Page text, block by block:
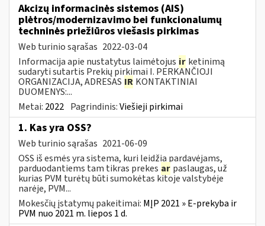
Akcizų informacinės sistemos (AIS)
plėtros/modernizavimo bei funkcionalumų
techninės priežiūros viešasis pirkimas
Web turinio sąrašas 2022-03-04
Informacija apie nustatytus laimėtojus ir ketinimą
sudaryti sutartis Prekių pirkimai I. PERKANČIOJI
ORGANIZACIJA, ADRESAS IR KONTAKTINIAI
DUOMENYS:...
Metai: 2022 Pagrindinis:Viešieji pirkimai
1. Kas yra OSS?
Web turinio sąrašas 2021-06-09
OSS iš esmės yra sistema, kuri leidžia pardavėjams,
parduodantiems tam tikras prekes ar paslaugas, už
kurias PVM turėtų būti sumokėtas kitoje valstybėje
narėje, PVM...
Mokesčių įstatymų pakeitimai: MĮP 2021 » E-prekyba ir
PVM nuo 2021 m. liepos 1 d.